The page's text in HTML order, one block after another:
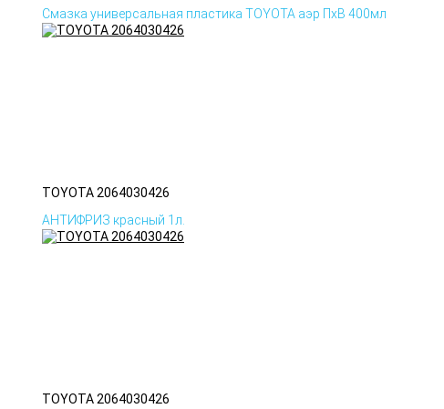
Смазка универсальная пластика TOYOTA аэр ПхВ 400мл
TOYOTA 2064030426
АНТИФРИЗ красный 1л.
TOYOTA 2064030426